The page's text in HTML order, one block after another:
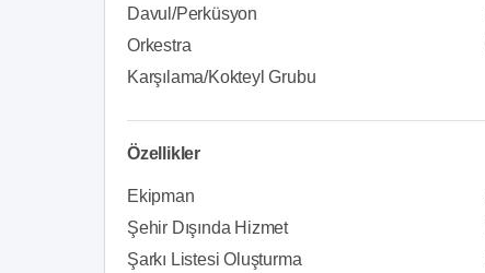
Davul/Perküsyon
Orkestra
Karşılama/Kokteyl Grubu
Özellikler
Ekipman
Şehir Dışında Hizmet
Şarkı Listesi Oluşturma